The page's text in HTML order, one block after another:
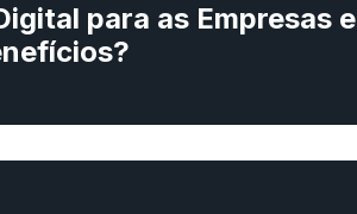
para as Empresas e